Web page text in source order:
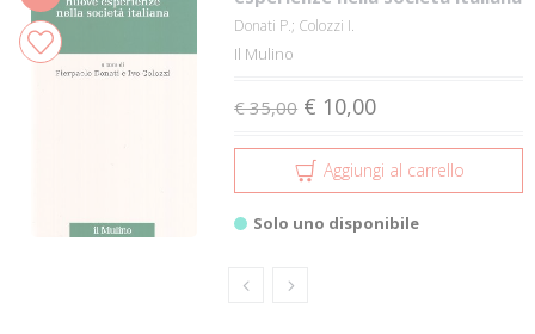
Donati P.; Colozzi I.
Il Mulino
€ 35,00 € 10,00
Aggiungi al carrello
Solo uno disponibile